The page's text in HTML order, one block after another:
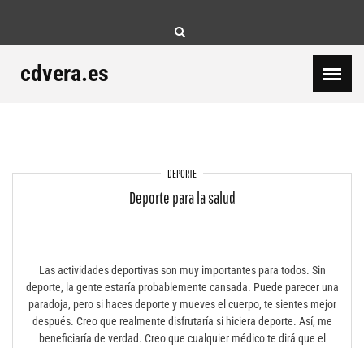
cdvera.es
DEPORTE
Deporte para la salud
Las actividades deportivas son muy importantes para todos. Sin
deporte, la gente estaría probablemente cansada. Puede parecer una
paradoja, pero si haces deporte y mueves el cuerpo, te sientes mejor
después. Creo que realmente disfrutaría si hiciera deporte. Así, me
beneficiaría de verdad. Creo que cualquier médico te dirá que el